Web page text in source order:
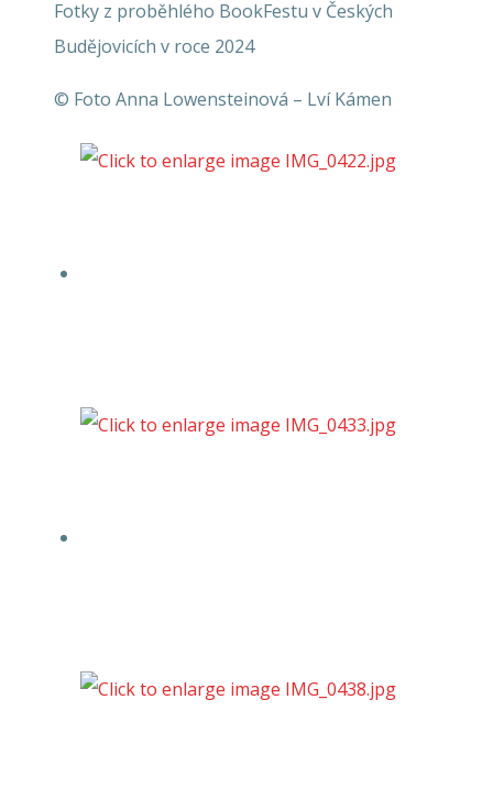
Fotky z proběhlého BookFestu v Českých
Budějovicích v roce 2024
© Foto Anna Lowensteinová – Lví Kámen